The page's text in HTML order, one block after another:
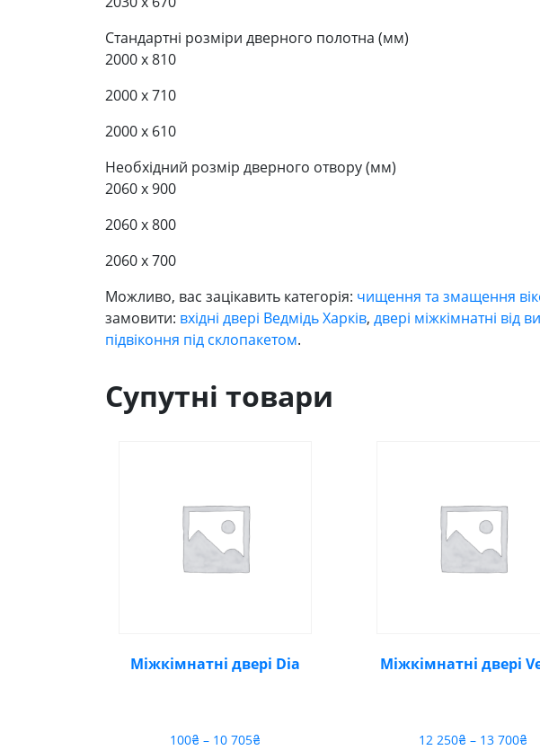
Стандартні розміри дверного полотна (мм)
2000 x 810
2000 x 710
2000 x 610
Необхідний розмір дверного отвору (мм)
2060 x 900
2060 x 800
2060 x 700
Можливо, вас зацікавить категорія: чищення та змащення
замовити: вхідні двері Ведмідь Харків, двері міжкімнатні від
підвіконня під склопакетом.
Супутні товари
Міжкімнатні двері Dia
100₴ – 10 705₴Діапазон
Міжкімнатні двері
12 250₴ – 13 700₴